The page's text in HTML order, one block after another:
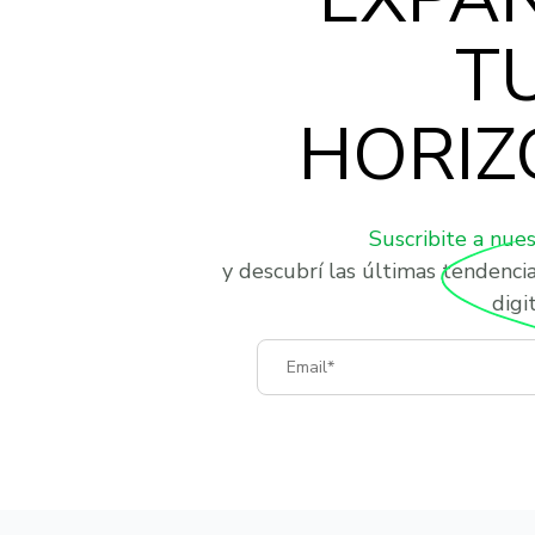
Suscribite a
y descubrí las últimas
Email